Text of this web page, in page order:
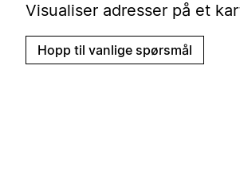
Visualiser adresser på et
Hopp til vanlige spørsmål